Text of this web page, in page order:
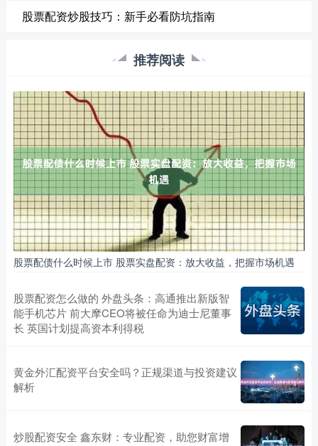
股票配资炒股技巧：新手必看防坑指南
推荐阅读
股票配债什么时候上市 股票实盘配资：放大收益，把握市场机遇
股票配资怎么做的 外盘头条：高通推出新版智
能手机芯片 前大摩CEO将被任命为迪士尼董事
长 英国计划提高资本利得税
黄金外汇配资平台安全吗？正规渠道与投资建议
解析
炒股配资安全 鑫东财：专业配资，助您财富增